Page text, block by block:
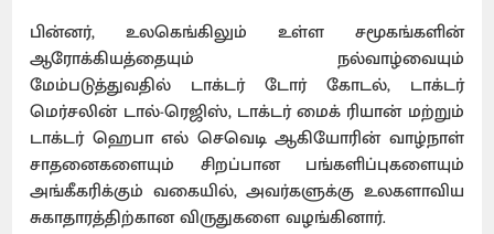
பின்னர், உலகெங்கிலும் உள்ள சமூகங்களின்
ஆரோக்கியத்தையும் நல்வாழ்வையும்
மேம்படுத்துவதில் டாக்டர் டோர் கோடல், டாக்டர்
மெர்சலின் டால்-ரெஜிஸ், டாக்டர் மைக் ரியான் மற்றும்
டாக்டர் ஹெபா எல் செவெடி ஆகியோரின் வாழ்நாள்
சாதனைகளையும் சிறப்பான பங்களிப்புகளையும்
அங்கீகரிக்கும் வகையில், அவர்களுக்கு உலகளாவிய
சுகாதாரத்திற்கான விருதுகளை வழங்கினார்.